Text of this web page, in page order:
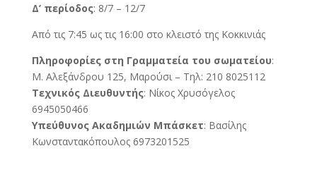
Δ’ περίοδος: 8/7 – 12/7
Από τις 7:45 ως τις 16:00 στο κλειστό της Κοκκινιάς
Πληροφορίες στη Γραμματεία του σωματείου:
Μ. Αλεξάνδρου 125, Μαρούσι – Τηλ: 210 8025112
Τεχνικός Διευθυντής: Νίκος Χρυσόγελος
6945050466
Υπεύθυνος Ακαδημιών Μπάσκετ: Βασίλης
Κωνσταντακόπουλος 6973201525